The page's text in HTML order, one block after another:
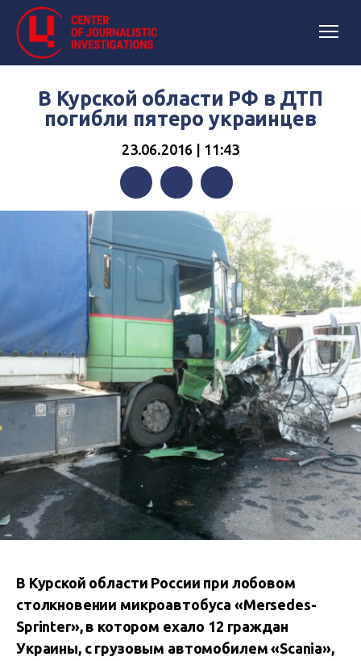
В Курской области РФ в ДТП
погибли пятеро украинцев
23.06.2016 | 11:43
FacebookTwitterTelegram
В Курской области России при лобовом
столкновении микроавтобуса «Mersedes-
Sprinter», в котором ехало 12 граждан
Украины, с грузовым автомобилем «Scania»,